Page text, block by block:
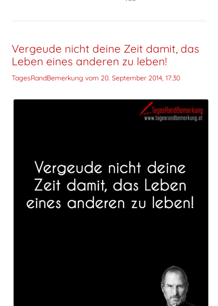
Vergeude nicht deine Zeit damit, das
Leben eines anderen zu leben!
TagesRandBemerkung vom 20. September 2014, 17:30